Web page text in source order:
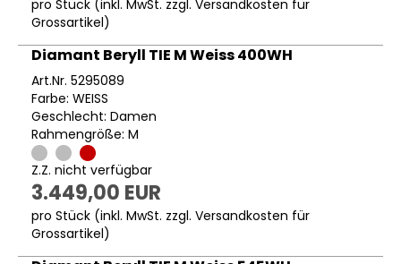
pro Stück (inkl. MwSt. zzgl. Versandkosten für
Grossartikel)
Diamant Beryll TIE M Weiss 400WH
Art.Nr. 5295089
Farbe: WEISS
Geschlecht: Damen
Rahmengröße: M
Z.Z. nicht verfügbar
3.449,00 EUR
pro Stück (inkl. MwSt. zzgl. Versandkosten für
Grossartikel)